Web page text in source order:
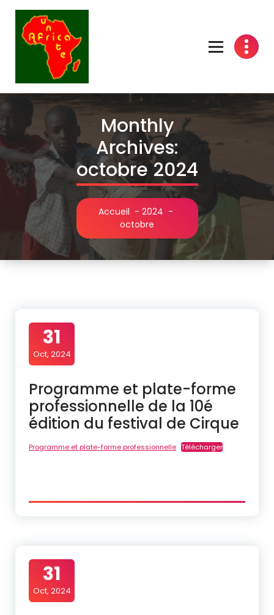
contenu
Monthly
Archives:
octobre 2024
Accueil - 2024 -
octobre
31
Oct, 2024
Programme et plate-forme
professionnelle de la 10é
édition du festival de Cirque
Programme et plate-forme professionnelle Télécharger
31
Oct, 2024